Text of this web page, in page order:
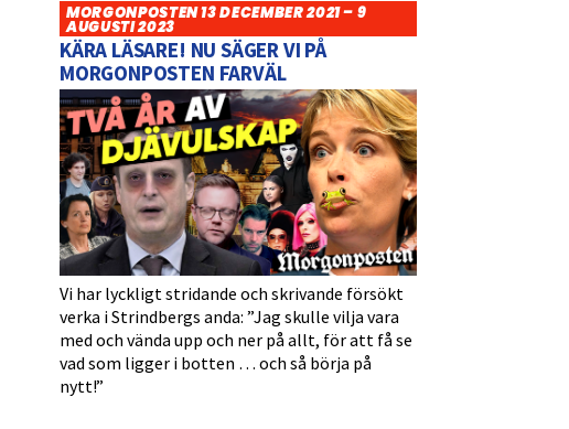
MORGONPOSTEN 13 DECEMBER 2021 – 9
AUGUSTI 2023
KÄRA LÄSARE! NU SÄGER VI PÅ
MORGONPOSTEN FARVÄL
Vi har lyckligt stridande och skrivande försökt
verka i Strindbergs anda: ”Jag skulle vilja vara
med och vända upp och ner på allt, för att få se
vad som ligger i botten … och så börja på
nytt!”